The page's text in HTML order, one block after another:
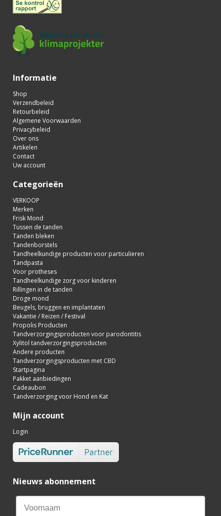
Informatie
Shop
Verzendbeleid
Retourbeleid
Algemene Voorwaarden
Privacybeleid
Over ons
Artikelen
Contact
Uw account
Categorieën
VERKOOP
Merken
Frisk Mond
Tussen de tanden
Tanden bleken
Tandenborstels
Tandheelkundige producten voor particulieren
Tandpasta
Voor protheses
Tandheelkundige zorg voor kinderen
Rillingen in de tanden
Droge mond
Beugels, bruggen en implantaten
Vakantie / Reizen / Festival
Propolis Producten
Tandverzorgingsproducten voor parodontitis
Xylitol tandverzorgingsproducten
Andere producten
Tandverzorgingsproducten met CBD
Startpagina
Pakket aanbiedingen
Cadeaubon
Tandverzorging voor Hond en Kat
Mijn account
Login
Nieuws abonnement